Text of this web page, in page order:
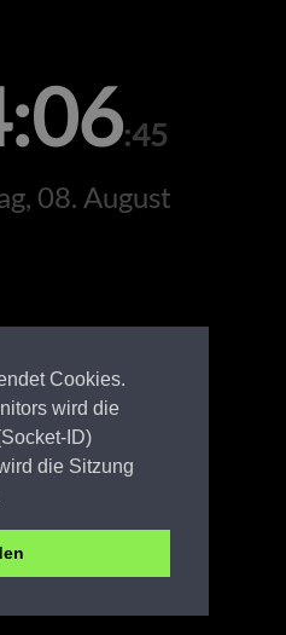
Cookies.
wird die
ID)
die Sitzung
:45
08. August
HF